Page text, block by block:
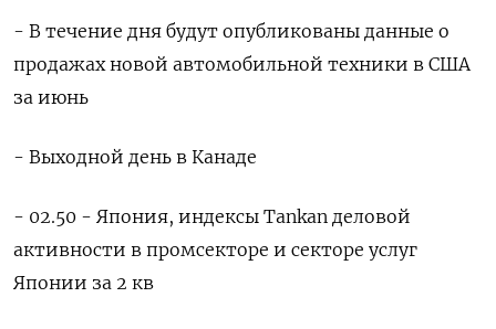
- В течение дня будут опубликованы данные о
продажах новой автомобильной техники в США
за июнь
- Выходной день в Канаде
- 02.50 - Япония, индексы Tankan деловой
активности в промсекторе и секторе услуг
Японии за 2 кв